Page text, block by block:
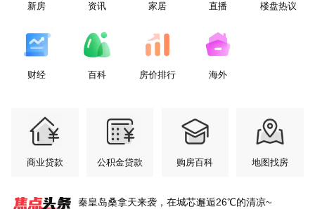
新房 资讯 家居 直播 楼盘热议
财经 百科 房价排行 海外
商业贷款 公积金贷款 购房百科 地图找房
秦皇岛桑拿天来袭，在城芯邂逅26℃的清凉~